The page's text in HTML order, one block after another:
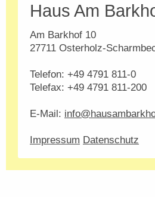
Haus Am
Am Barkhof 10
27711 Osterholz-
Telefon: +49 4791 811-0
Telefax: +49 4791 811-200
E-Mail:
Impressum Datenschutz